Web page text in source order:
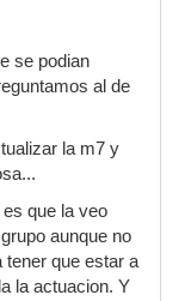
se podian
al de
la m7 y
que la veo
aunque no
tener que estar a
la actuacion. Y